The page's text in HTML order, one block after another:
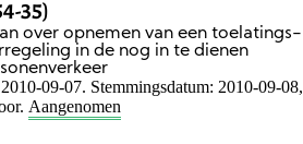
35)
over opnemen van een toelatings-
in de nog in te dienen
09-07. Stemmingsdatum: 2010-09-08,
Aangenomen